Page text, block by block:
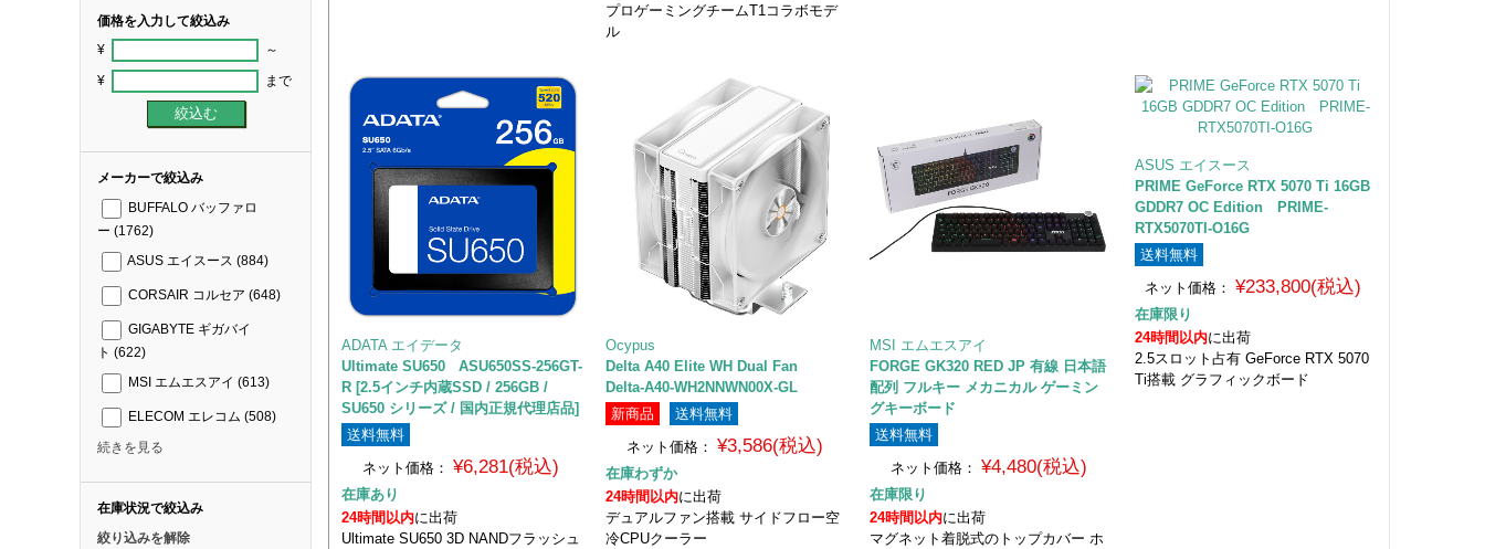
価格を入力して絞込み
¥ ～
¥ まで
メーカーで絞込み
BUFFALO バッファロ
ー (1762)
ASUS エイスース (884)
CORSAIR コルセア (648)
GIGABYTE ギガバイ
ト (622)
MSI エムエスアイ (613)
ELECOM エレコム (508)
続きを見る
在庫状況で絞込み
絞り込みを解除
プロゲーミングチームT1コラボモデ
ル
ADATA エイデータ
Ultimate SU650 ASU650SS-256GT-
R [2.5インチ内蔵SSD / 256GB /
SU650 シリーズ / 国内正規代理店品]
送料無料
ネット価格： ¥6,281(税込)
在庫あり
24時間以内に出荷
Ultimate SU650 3D NANDフラッシュ
Ocypus
Delta A40 Elite WH Dual Fan
Delta-A40-WH2NNWN00X-GL
新商品
送料無料
ネット価格： ¥3,586(税込)
在庫わずか
24時間以内に出荷
デュアルファン搭載 サイドフロー空
冷CPUクーラー
MSI エムエスアイ
FORGE GK320 RED JP 有線 日本語
配列 フルキー メカニカル ゲーミン
グキーボード
送料無料
ネット価格：
¥4,480(税込)
在庫限り
24時間以内に出荷
マグネット着脱式のトップカバー ホ
ASUS エイスース
PRIME GeForce RTX 5070 Ti 16GB
GDDR7 OC Edition PRIME-
RTX5070TI-O16G
送料無料
ネット価格：
¥233,800(税込)
在庫限り
24時間以内に出荷
2.5スロット占有 GeForce RTX 5070
Ti搭載 グラフィックボード